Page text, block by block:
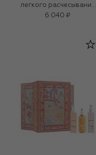
легкого расчесывания
UN.TANGLED (150ml)
6 040 ₽